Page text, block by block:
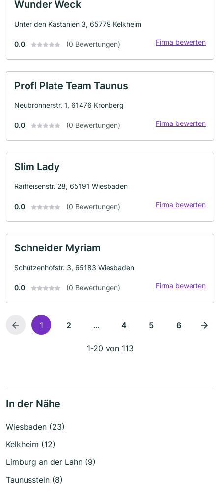
Wunder Weck
Unter den Kastanien 3, 65779 Kelkheim
0.0 (0 Bewertungen) Firma bewerten
Profl Plate Team Taunus
Neubronnerstr. 1, 61476 Kronberg
0.0 (0 Bewertungen) Firma bewerten
Slim Lady
Raiffeisenstr. 28, 65191 Wiesbaden
0.0 (0 Bewertungen) Firma bewerten
Schneider Myriam
Schützenhofstr. 3, 65183 Wiesbaden
0.0 (0 Bewertungen) Firma bewerten
1 2 ... 4 5 6
1-20 von 113
In der Nähe
Wiesbaden (23)
Kelkheim (12)
Limburg an der Lahn (9)
Taunusstein (8)